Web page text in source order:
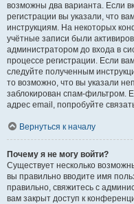
возможны два варианта. Если
регистрации вы указали, что
инструкциям. На некоторых
учётные записи были
администратором до входа в
процессе регистрации. Если
следуйте полученным
то возможно, что вы указали
заблокирован спам-фильтром.
адрес email, попробуйте
Вернуться к началу
Почему я не могу войти?
Существует несколько
вы правильно вводите имя
правильно, свяжитесь с
вам закрыт доступ к